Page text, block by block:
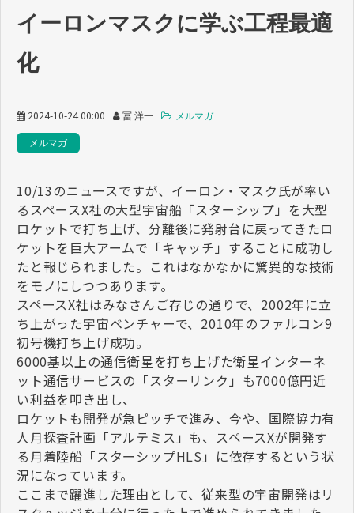
イーロンマスクに学ぶ工程最適
化
2024-10-24 00:00 冨 洋一 メルマガ
メルマガ
10/13のニュースですが、イーロン・マスク氏が率い
るスペースX社の大型宇宙船「スターシップ」を大型
ロケットで打ち上げ、分離後に発射台に戻ってきたロ
ケットを巨大アームで「キャッチ」することに成功し
たと報じられました。これはなかなかに驚異的な技術
をモノにしつつあります。
スペースX社はみなさんご存じの通りで、2002年に立
ち上がった宇宙ベンチャーで、2010年のファルコン9
初号機打ち上げ成功。
6000基以上の通信衛星を打ち上げた衛星インターネ
ット通信サービスの「スターリンク」も7000億円近
い利益を叩き出し、
ロケットも開発が急ピッチで進み、今や、国際協力有
人月探査計画「アルテミス」も、スペースXが開発す
る月着陸船「スターシップHLS」に依存するという状
況になっています。
ここまで躍進した理由として、従来型の宇宙開発はリ